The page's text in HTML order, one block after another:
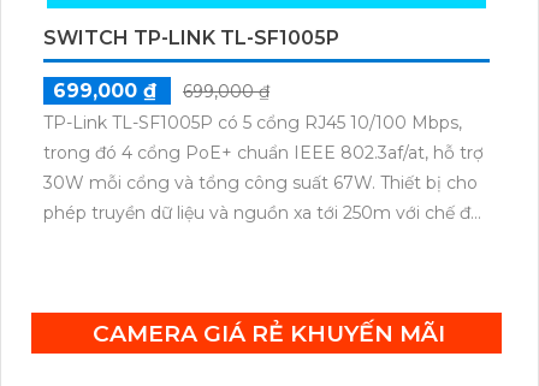
SWITCH TP-LINK TL-SF1005P
699,000 ₫
699,000 ₫
TP-Link TL-SF1005P có 5 cổng RJ45 10/100 Mbps,
trong đó 4 cổng PoE+ chuẩn IEEE 802.3af/at, hỗ trợ
30W mỗi cổng và tổng công suất 67W. Thiết bị cho
phép truyền dữ liệu và nguồn xa tới 250m với chế độ
CAMERA GIÁ RẺ KHUYẾN MÃI